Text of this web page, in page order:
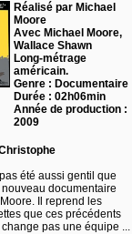
Réalisé par Michael
Moore
Avec Michael Moore,
Wallace Shawn
Long-métrage
américain.
Genre : Documentaire
Durée : 02h06min
Année de production :
2009
été aussi gentil que
documentaire
Il reprend les
que ces précédents
pas une équipe ...